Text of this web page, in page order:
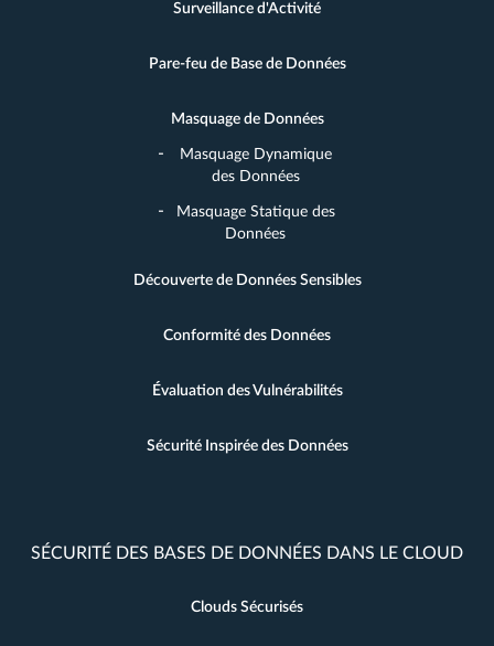
Surveillance d'Activité
Pare-feu de Base de Données
Masquage de Données
Masquage Dynamique
des Données
Masquage Statique des
Données
Découverte de Données Sensibles
Conformité des Données
Évaluation des Vulnérabilités
Sécurité Inspirée des Données
SÉCURITÉ DES BASES DE DONNÉES DANS LE CLOUD
Clouds Sécurisés